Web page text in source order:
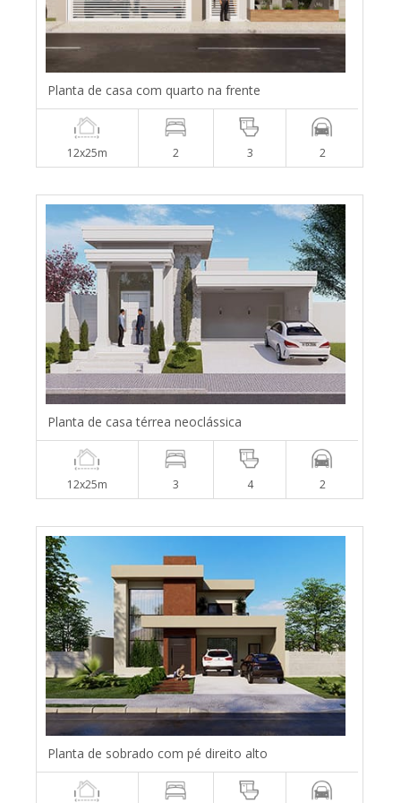
Planta de casa com quarto na frente
12x25m 2 3 2
Planta de casa térrea neoclássica
12x25m 3 4 2
Planta de sobrado com pé direito alto